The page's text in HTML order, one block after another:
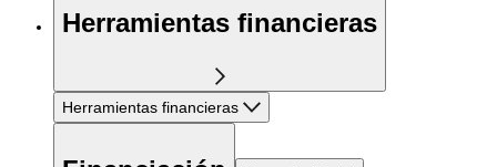
Herramientas financieras
Herramientas financieras